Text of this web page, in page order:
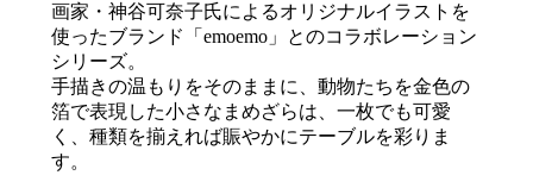
画家・神谷可奈子氏によるオリジナルイラストを
使ったブランド「emoemo」とのコラボレーション
シリーズ。
手描きの温もりをそのままに、動物たちを金色の
箔で表現した小さなまめざらは、一枚でも可愛
く、種類を揃えれば賑やかにテーブルを彩りま
す。